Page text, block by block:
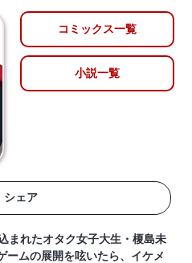
コミックス一覧
小説一覧
シェア
まれたオタク女子大生・榎島未
ームの展開を呟いたら、イケメ